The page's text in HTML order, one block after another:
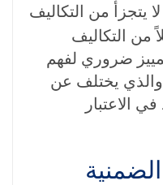
يتجزأ من التكاليف
من التكاليف
ضروري لفهم
والذي يختلف عن
الاعتبار